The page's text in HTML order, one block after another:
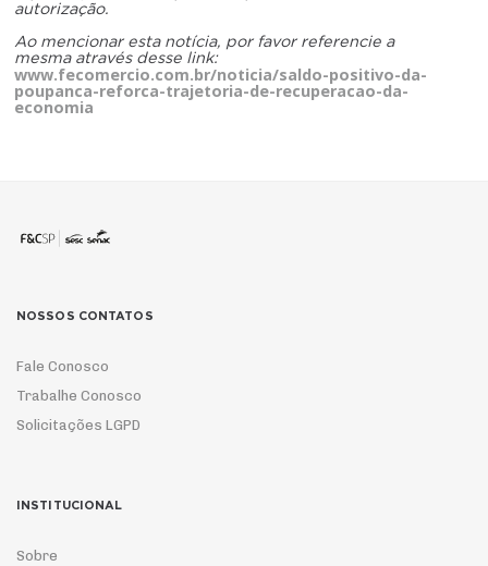
autorização.
Ao mencionar esta notícia, por favor referencie a
mesma através desse link:
www.fecomercio.com.br/noticia/saldo-positivo-da-
poupanca-reforca-trajetoria-de-recuperacao-da-
economia
NOSSOS CONTATOS
Fale Conosco
Trabalhe Conosco
Solicitações LGPD
INSTITUCIONAL
Sobre